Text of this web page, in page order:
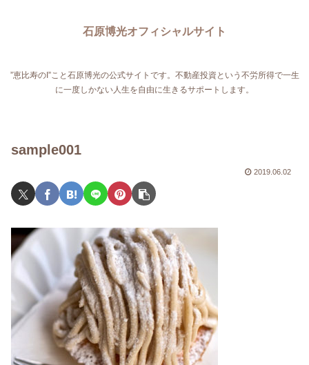
石原博光オフィシャルサイト
”恵比寿のI”こと石原博光の公式サイトです。不動産投資という不労所得で一生
に一度しかない人生を自由に生きるサポートします。
sample001
2019.06.02